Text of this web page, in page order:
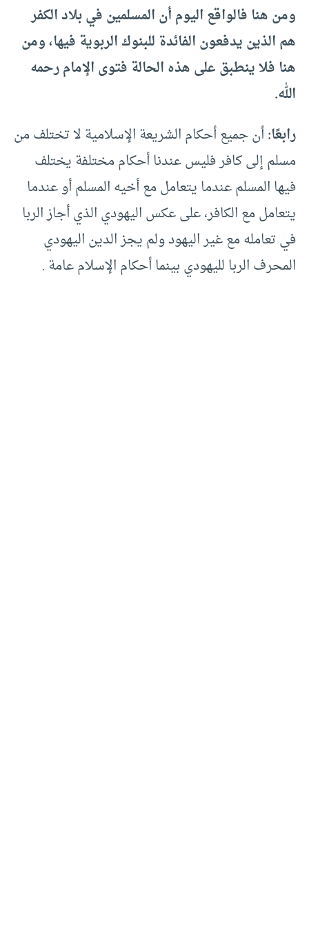
ومن هنا فالواقع اليوم أن المسلمين في بلاد الكفر
هم الذين يدفعون الفائدة للبنوك الربوية فيها، ومن
هنا فلا ينطبق على هذه الحالة فتوى الإمام رحمه
الله.
رابعًا:أن جميع أحكام الشريعة الإسلامية لا تختلف من
مسلم إلى كافر فليس عندنا أحكام مختلفة يختلف
فيها المسلم عندما يتعامل مع أخيه المسلم أو عندما
يتعامل مع الكافر، على عكس اليهودي الذي أجاز الربا
في تعامله مع غير اليهود ولم يجز الدين اليهودي
المحرف الربا لليهودي بينما أحكام الإسلام عامة .